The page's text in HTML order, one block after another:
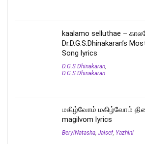
kaalamo selluthae –
Dr.D.G.S.Dhinakaran’s
Song lyrics
D.G.S Dhinakaran,
D.G.S.Dhinakaran
மகிழ்வோம் மகிழ்வோம்
magilvom lyrics
BerylNatasha, Jaisef, Yazhini